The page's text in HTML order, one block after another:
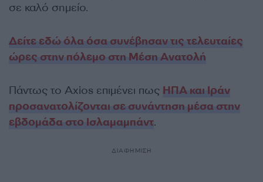
σε καλό σημείο.
Δείτε εδώ όλα όσα συνέβησαν τις τελευταίες
ώρες στην πόλεμο στη Μέση Ανατολή
Πάντως το Axios επιμένει πως ΗΠΑ και Ιράν
προσανατολίζονται σε συνάντηση μέσα στην
εβδομάδα στο Ισλαμαμπάντ.
ΔΙΑΦΗΜΙΣΗ